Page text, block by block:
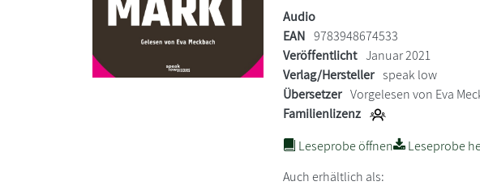
Audio
EAN 9783948674533
Veröffentlicht Januar 2021
Verlag/Hersteller speak low
Übersetzer Vorgelesen von Eva
Familienlizenz
Leseprobe öffnen
Leseprobe
Auch erhältlich als: